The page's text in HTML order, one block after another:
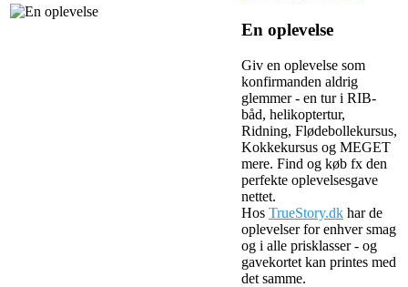
En oplevelse
Giv en oplevelse som
konfirmanden aldrig
glemmer - en tur i RIB-
båd, helikoptertur,
Ridning, Flødebollekursus,
Kokkekursus og MEGET
mere. Find og køb fx den
perfekte oplevelsesgave
nettet.
Hos TrueStory.dk har de
oplevelser for enhver smag
og i alle prisklasser - og
gavekortet kan printes med
det samme.